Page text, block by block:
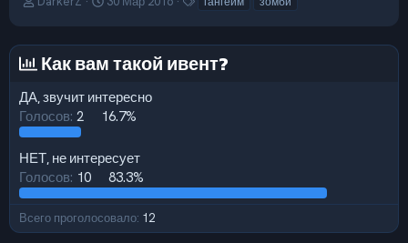
о
р
е
м
ы
а
ч
а
и
Как вам такой ивент?
ДА, звучит интересно
Голосов: 2 16.7%
НЕТ, не интересует
Голосов: 10 83.3%
Всего проголосовало 12